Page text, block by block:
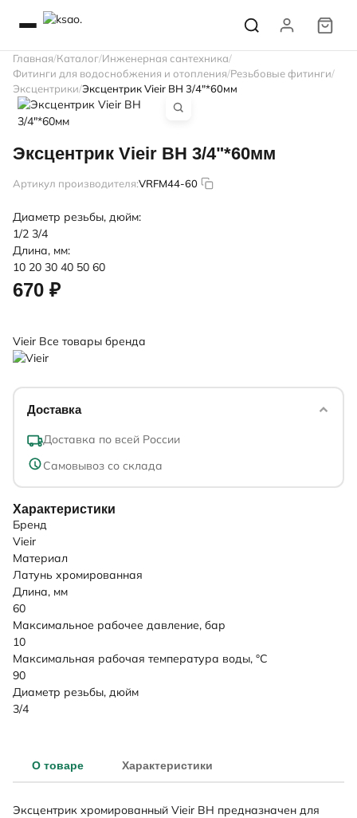
Главная Каталог Инженерная сантехника
Фитинги для водоснобжения и отопления Резьбовые фитинги
Эксцентрики Эксцентрик Vieir ВН 3/4"*60мм
Эксцентрик Vieir ВН 3/4"*60мм
Артикул производителя:VRFM44-60
Диаметр резьбы, дюйм:
1/2 3/4
Длина, мм:
10 20 30 40 50 60
670 ₽
Vieir Все товары бренда
Доставка
Доставка по всей России
Самовывоз со склада
Характеристики
Бренд
Vieir
Материал
Латунь хромированная
Длина, мм
60
Максимальное рабочее давление, бар
10
Максимальная рабочая температура воды, °C
90
Диаметр резьбы, дюйм
3/4
О товаре Характеристики
Эксцентрик хромированный Vieir ВН предназначен для